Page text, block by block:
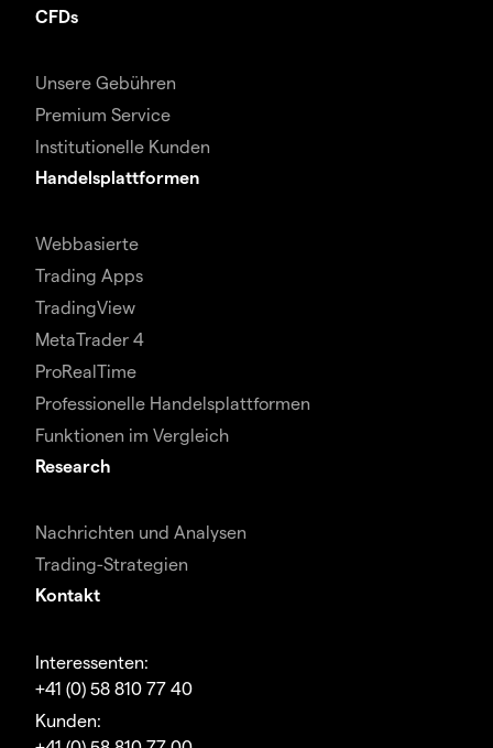
CFDs
Unsere Gebühren
Premium Service
Institutionelle Kunden
Handelsplattformen
Webbasierte
Trading Apps
TradingView
MetaTrader 4
ProRealTime
Professionelle Handelsplattformen
Funktionen im Vergleich
Research
Nachrichten und Analysen
Trading-Strategien
Kontakt
Interessenten:
+41 (0) 58 810 77 40
Kunden: